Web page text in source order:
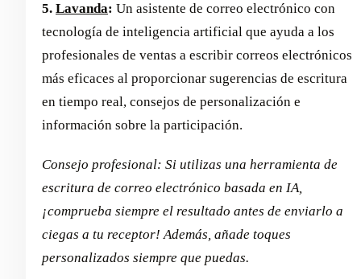
5. Lavanda: Un asistente de correo electrónico con
tecnología de inteligencia artificial que ayuda a los
profesionales de ventas a escribir correos electrónicos
más eficaces al proporcionar sugerencias de escritura
en tiempo real, consejos de personalización e
información sobre la participación.
Consejo profesional: Si utilizas una herramienta de
escritura de correo electrónico basada en IA,
¡comprueba siempre el resultado antes de enviarlo a
ciegas a tu receptor! Además, añade toques
personalizados siempre que puedas.